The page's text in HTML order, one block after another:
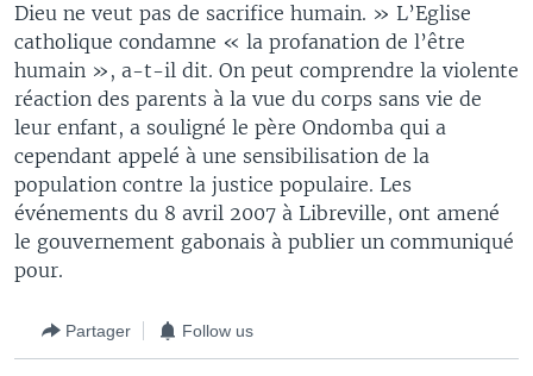
Dieu ne veut pas de sacrifice humain. » L’Eglise
catholique condamne « la profanation de l’être
humain », a-t-il dit. On peut comprendre la violente
réaction des parents à la vue du corps sans vie de
leur enfant, a souligné le père Ondomba qui a
cependant appelé à une sensibilisation de la
population contre la justice populaire. Les
événements du 8 avril 2007 à Libreville, ont amené
le gouvernement gabonais à publier un communiqué
pour.
Partager Follow us